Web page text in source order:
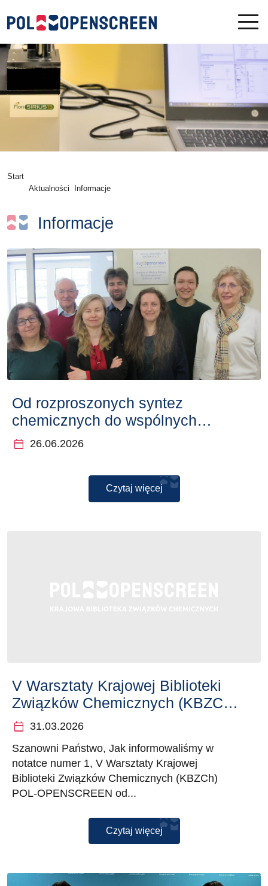
Start
Aktualności
Informacje
Informacje
Od rozproszonych syntez
chemicznych do wspólnych
odkryć
calendar_today 26.06.2026
Czytaj więcej
V Warsztaty Krajowej Biblioteki
Związków Chemicznych (KBZCh)
POL-OPENSCREEN (2)
calendar_today 31.03.2026
Szanowni Państwo, Jak informowaliśmy w
notatce numer 1, V Warsztaty Krajowej
Biblioteki Związków Chemicznych (KBZCh)
POL-OPENSCREEN od...
Czytaj więcej